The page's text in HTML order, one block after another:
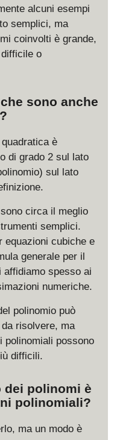
alcuni esempi
semplici, ma
coinvolti è grande,
o
sono anche
è
di grado 2 sul lato
sul lato
sono circa il meglio
semplici.
equazioni cubiche e
generale per il
affidiamo spesso ai
numeriche.
polinomio può
risolvere, ma
polinomiali possono
difficili.
dei polinomi è
polinomiali?
ma un modo è